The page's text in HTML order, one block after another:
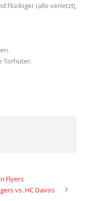
Flückiger (alle verletzt),
Torhüter.
Flyers
vs. HC Davos